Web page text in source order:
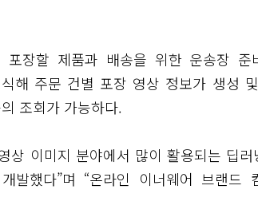
포장할 제품과 배송을 위한 운송장
해 주문 건별 포장 영상 정보가 생성
조회가 가능하다.
상 이미지 분야에서 많이 활용되는 딥
발했다”며 “온라인 이너웨어 브랜드